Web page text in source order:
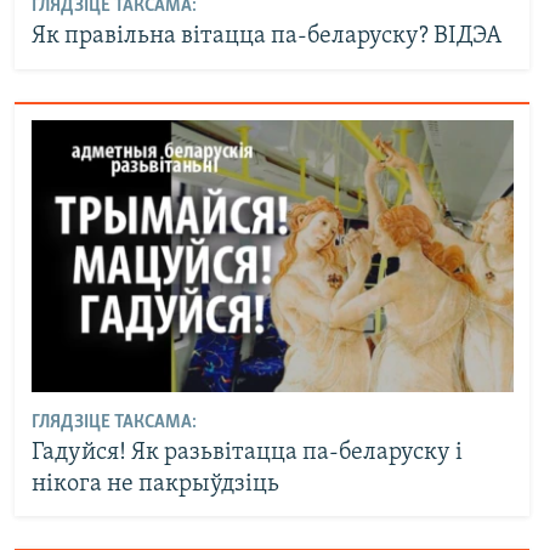
ГЛЯДЗІЦЕ ТАКСАМА:
Як правільна вітацца па-беларуску? ВІДЭА
ГЛЯДЗІЦЕ ТАКСАМА:
Гадуйся! Як разьвітацца па-беларуску і
нікога не пакрыўдзіць